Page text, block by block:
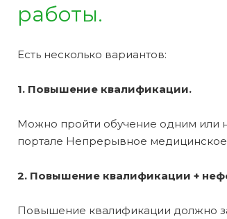
работы.
Есть несколько вариантов:
1. Повышение квалификации.
Можно пройти обучение одним или
портале Непрерывное
2. Повышение квалификации +
Повышение квалификации должно